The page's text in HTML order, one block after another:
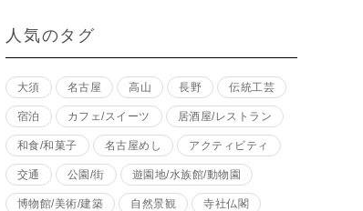
人気のタグ
大須 名古屋 高山 長野 伝統工芸
宿泊 カフェ/スイーツ 居酒屋/レストラン
和食/和菓子 名古屋めし アクティビティ
交通 公園/街 遊園地/水族館/動物園
博物館/美術/建築 自然景観 寺社仏閣